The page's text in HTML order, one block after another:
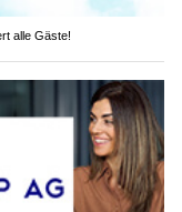
alle Gäste!